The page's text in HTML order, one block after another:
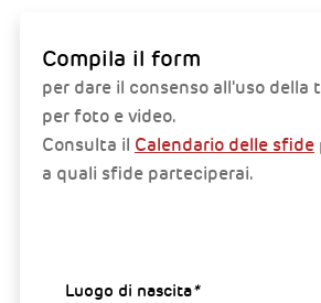
Compila il form
per dare il consenso all'uso della
per foto e video.
Consulta il Calendario delle sfide
a quali sfide parteciperai.
Luogo di nascita*